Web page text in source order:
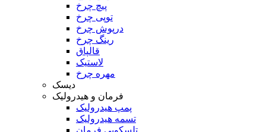
پیچ چرخ
توپی چرخ
درپوش چرخ
رینگ چرخ
قالپاق
لاستیک
مهره چرخ
دیسک
فرمان و هیدرولیک
پمپ هیدرولیک
تسمه هیدرولیک
تلسکوپی فرمان